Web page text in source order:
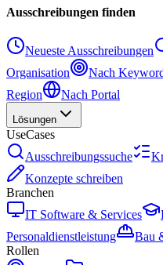
Ausschreibungen finden
Neueste Ausschreibungen
Organisation
Nach
Region
Nach Portal
Lösungen
UseCases
Ausschreibungssuche
Konzepte schreiben
Branchen
IT Software & Services
Personaldienstleistung
Bau
Rollen